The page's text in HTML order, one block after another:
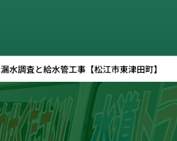
漏水調査と給水管工事【松江市東津田町】